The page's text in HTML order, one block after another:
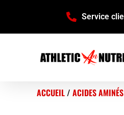
Service
ACCUEIL/ ACIDES AMINÉS